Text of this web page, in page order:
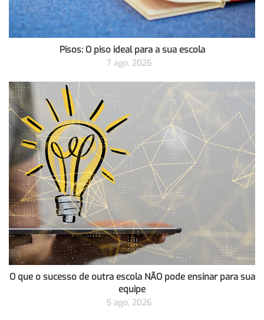
Pisos: O piso ideal para a sua escola
7 ago, 2026
O que o sucesso de outra escola NÃO pode ensinar para sua
equipe
5 ago, 2026